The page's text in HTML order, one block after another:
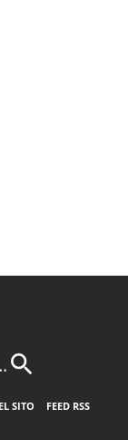
SITO
FEED RSS